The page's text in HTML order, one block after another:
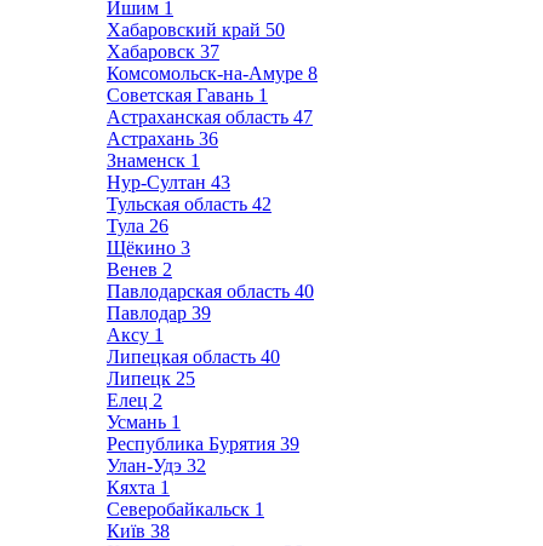
Ишим 1
Хабаровский край 50
Хабаровск 37
Комсомольск-на-Амуре 8
Советская Гавань 1
Астраханская область 47
Астрахань 36
Знаменск 1
Нур-Султан 43
Тульская область 42
Тула 26
Щёкино 3
Венев 2
Павлодарская область 40
Павлодар 39
Аксу 1
Липецкая область 40
Липецк 25
Елец 2
Усмань 1
Республика Бурятия 39
Улан-Удэ 32
Кяхта 1
Северобайкальск 1
Київ 38